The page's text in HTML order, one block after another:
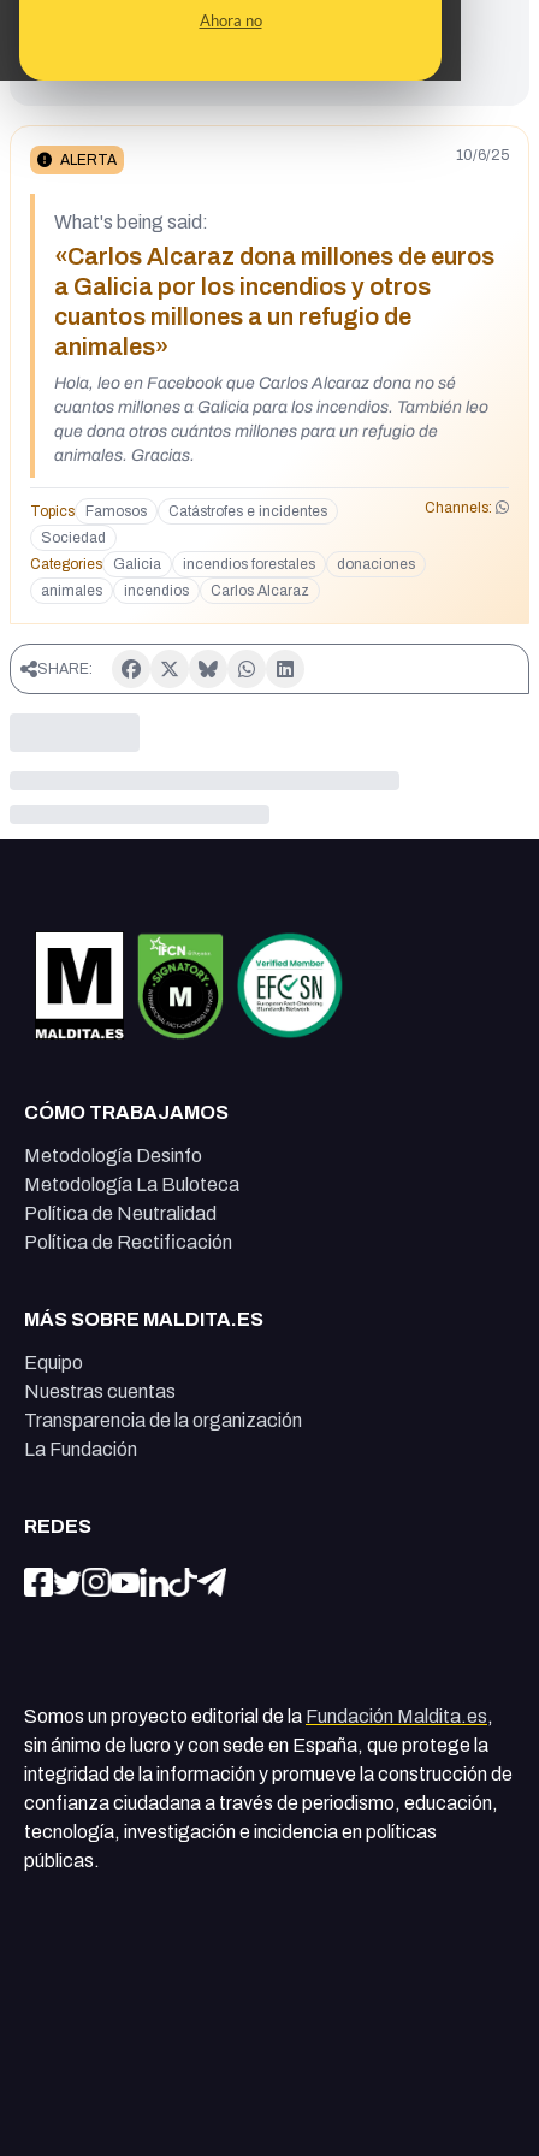
Ahora no
ALERTA 10/6/25
What's being said:
«Carlos Alcaraz dona millones de euros
a Galicia por los incendios y otros
cuantos millones a un refugio de
animales»
Hola, leo en Facebook que Carlos Alcaraz dona no sé
cuantos millones a Galicia para los incendios. También leo
que dona otros cuántos millones para un refugio de
animales. Gracias.
Topics Famosos
Catástrofes e incidentes
Sociedad
Channels:
Categories Galicia incendios forestales
donaciones
animales
incendios Carlos Alcaraz
supuestas donaciones de Alcaraz
SHARE:
CÓMO TRABAJAMOS
Metodología Desinfo
Metodología La Buloteca
Política de Neutralidad
Política de Rectificación
MÁS SOBRE MALDITA.ES
Equipo
Nuestras cuentas
Transparencia de la organización
La Fundación
REDES
Somos un proyecto editorial de la Fundación Maldita.es,
sin ánimo de lucro y con sede en España, que protege la
integridad de la información y promueve la construcción de
confianza ciudadana a través de periodismo, educación,
tecnología, investigación e incidencia en políticas
públicas.